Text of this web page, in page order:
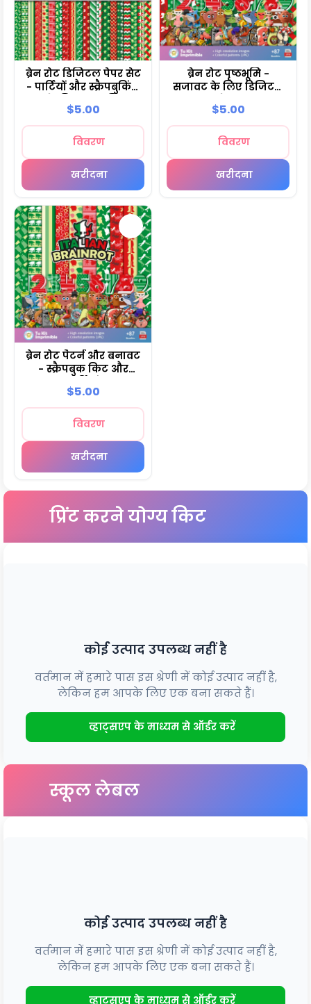
ब्रेन रोट डिजिटल पेपर सेट
- पार्टियों और स्क्रैपबुकिंग
$5.00
विवरण
खरीदना
ब्रेन रोट पृष्ठभूमि -
सजावट के लिए डिजिटल
$5.00
विवरण
खरीदना
ब्रेन रोट पैटर्न और बनावट
- स्क्रैपबुक किट और
$5.00
विवरण
खरीदना
प्रिंट करने योग्य किट
कोई उत्पाद उपलब्ध नहीं है
वर्तमान में हमारे पास इस श्रेणी में कोई उत्पाद नहीं है,
लेकिन हम आपके लिए एक बना सकते हैं।
व्हाट्सएप के माध्यम से ऑर्डर करें
स्कूल लेबल
कोई उत्पाद उपलब्ध नहीं है
वर्तमान में हमारे पास इस श्रेणी में कोई उत्पाद नहीं है,
लेकिन हम आपके लिए एक बना सकते हैं।
व्हाट्सएप के माध्यम से ऑर्डर करें